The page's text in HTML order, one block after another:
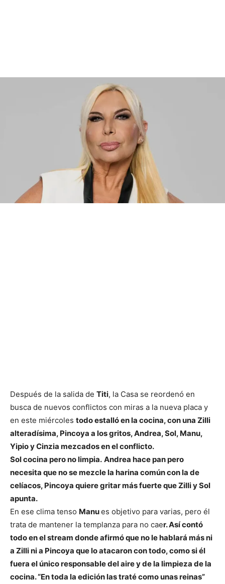
Después de la salida de Titi, la Casa se reordenó en
busca de nuevos conflictos con miras a la nueva placa y
en este miércoles todo estalló en la cocina, con una Zilli
alteradísima, Pincoya a los gritos, Andrea, Sol, Manu,
Yipio y Cinzia mezcados en el conflicto.
Sol cocina pero no limpia. Andrea hace pan pero
necesita que no se mezcle la harina común con la de
celíacos, Pincoya quiere gritar más fuerte que Zilli y Sol
apunta.
En ese clima tenso Manues objetivo para varias, pero él
trata de mantener la templanza para no caer. Así contó
todo en el stream donde afirmó que no le hablará más ni
a Zilli ni a Pincoya que lo atacaron con todo, como si él
fuera el único responsable del aire y de la limpieza de la
cocina. “En toda la edición las traté como unas reinas”